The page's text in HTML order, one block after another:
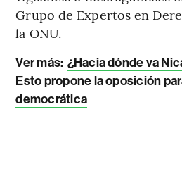
Grupo de Expertos en
la ONU.
Ver más: ¿Hacia dónde va
Esto propone la oposición
democrática